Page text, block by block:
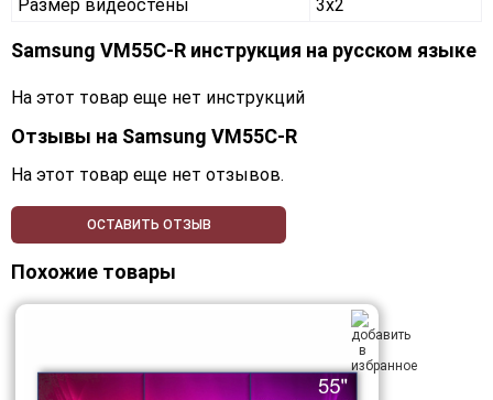
Размер видеостены
3x2
Samsung VM55C-R инструкция на русском языке
На этот товар еще нет инструкций
Отзывы на Samsung VM55C-R
На этот товар еще нет отзывов.
ОСТАВИТЬ ОТЗЫВ
Похожие товары